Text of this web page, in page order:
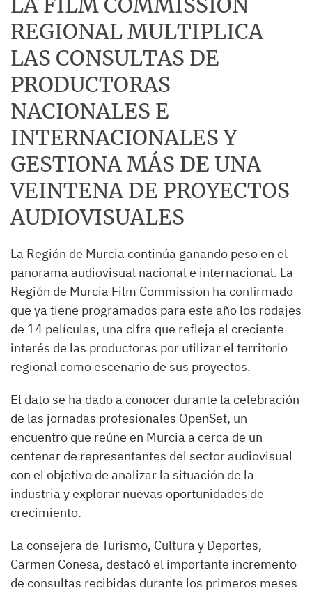
REGIONAL MULTIPLICA
LAS CONSULTAS DE
PRODUCTORAS
NACIONALES E
INTERNACIONALES Y
GESTIONA MÁS DE UNA
VEINTENA DE PROYECTOS
AUDIOVISUALES
La Región de Murcia continúa ganando peso en el
panorama audiovisual nacional e internacional. La
Región de Murcia Film Commission ha confirmado
que ya tiene programados para este año los rodajes
de 14 películas, una cifra que refleja el creciente
interés de las productoras por utilizar el territorio
regional como escenario de sus proyectos.
El dato se ha dado a conocer durante la celebración
de las jornadas profesionales OpenSet, un
encuentro que reúne en Murcia a cerca de un
centenar de representantes del sector audiovisual
con el objetivo de analizar la situación de la
industria y explorar nuevas oportunidades de
crecimiento.
La consejera de Turismo, Cultura y Deportes,
Carmen Conesa, destacó el importante incremento
de consultas recibidas durante los primeros meses